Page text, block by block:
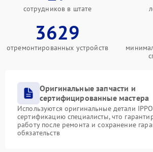
сотрудников в штате
3629
отремонтированных устройств
Оригинальные запчасти и
сертифицированные мастера
Используются оригинальные детали
сертификацию специалисты, что
работу после ремонта и сохранение
обязательств